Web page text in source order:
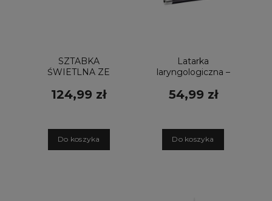
SZTABKA
ŚWIETLNA ZE
ŚWIATŁA​ ​
124,99 zł
Do koszyka
Latarka
laryngologiczna –
LUXAMED
54,99 zł
Do koszyka